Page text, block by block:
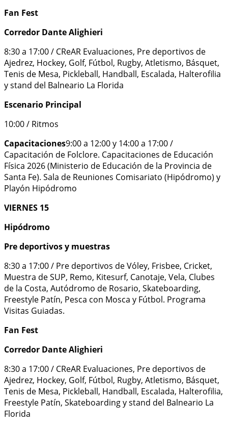
Fan Fest
Corredor Dante Alighieri
8:30 a 17:00 / CReAR Evaluaciones, Pre deportivos de
Ajedrez, Hockey, Golf, Fútbol, Rugby, Atletismo, Básquet,
Tenis de Mesa, Pickleball, Handball, Escalada, Halterofilia
y stand del Balneario La Florida
Escenario Principal
10:00 / Ritmos
Capacitaciones9:00 a 12:00 y 14:00 a 17:00 /
Capacitación de Folclore. Capacitaciones de Educación
Física 2026 (Ministerio de Educación de la Provincia de
Santa Fe). Sala de Reuniones Comisariato (Hipódromo) y
Playón Hipódromo
VIERNES 15
Hipódromo
Pre deportivos y muestras
8:30 a 17:00 / Pre deportivos de Vóley, Frisbee, Cricket,
Muestra de SUP, Remo, Kitesurf, Canotaje, Vela, Clubes
de la Costa, Autódromo de Rosario, Skateboarding,
Freestyle Patín, Pesca con Mosca y Fútbol. Programa
Visitas Guiadas.
Fan Fest
Corredor Dante Alighieri
8:30 a 17:00 / CReAR Evaluaciones, Pre deportivos de
Ajedrez, Hockey, Golf, Fútbol, Rugby, Atletismo, Básquet,
Tenis de Mesa, Pickleball, Handball, Escalada, Halterofilia,
Freestyle Patín, Skateboarding y stand del Balneario La
Florida